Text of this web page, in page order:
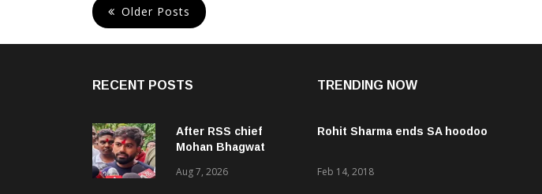
ପରିବର୍ତ୍ତେ ୩୦ଟି ପିରିୟଡରେ ଶିକ୍ଷା ପ୍ରଦାନ
Older Posts
RECENT POSTS
After RSS chief
Mohan Bhagwat
urges him to make
Aug 7, 2026
TRENDING NOW
Rohit Sharma ends SA hoodoo
Feb 14, 2018